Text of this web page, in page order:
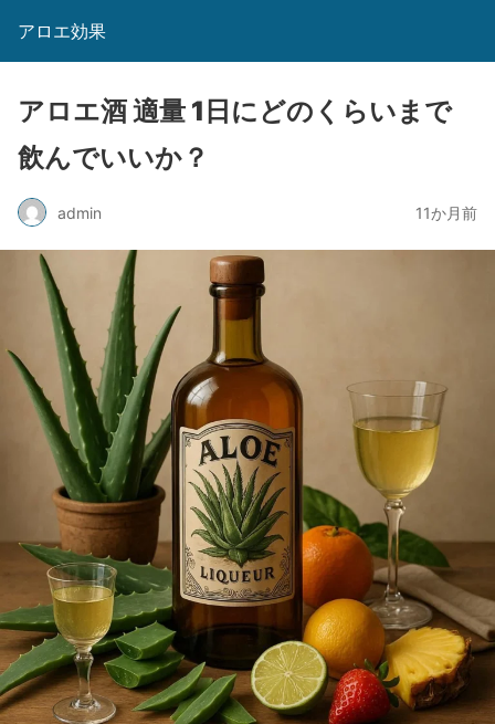
アロエ効果
アロエ酒 適量 1日にどのくらいまで
飲んでいいか？
admin 11か月前